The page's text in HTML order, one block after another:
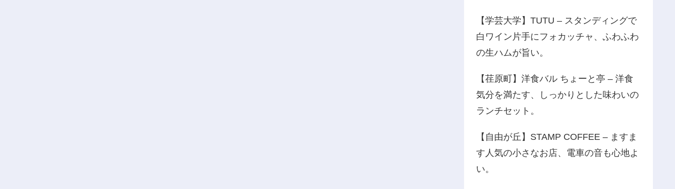
【学芸大学】TUTU – スタンディングで
白ワイン片手にフォカッチャ、ふわふわ
の生ハムが旨い。
【荏原町】洋食バル ちょーと亭 – 洋食
気分を満たす、しっかりとした味わいの
ランチセット。
【自由が丘】STAMP COFFEE – ますま
す人気の小さなお店、電車の音も心地よ
い。